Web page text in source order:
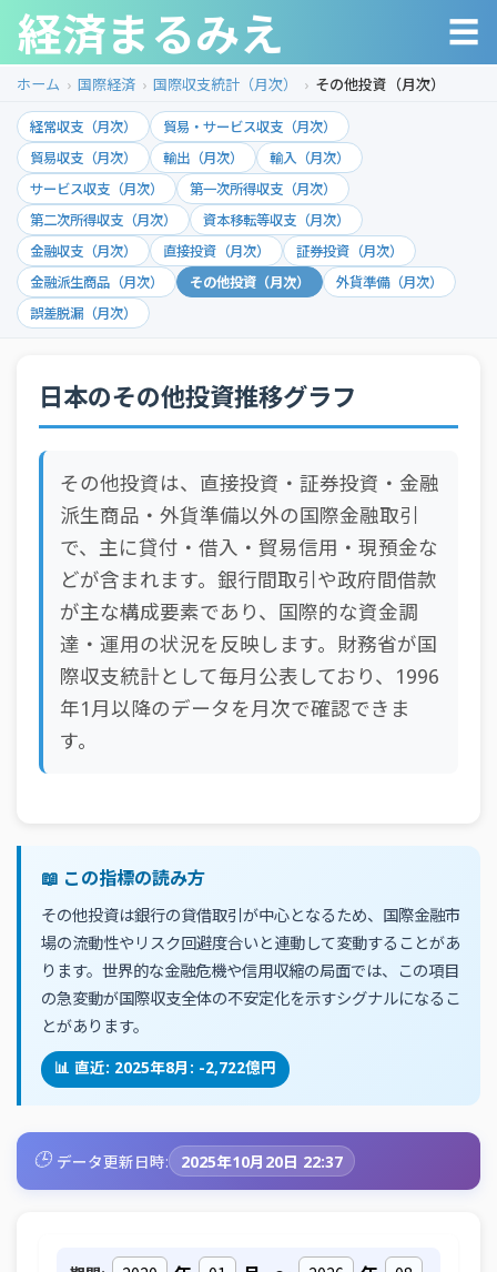
経済まるみえ ☰
ホーム 国際経済 国際収支統計（月次） その他投資（月次）
経常収支（月次）
貿易・サービス収支（月次）
貿易収支（月次）
輸出（月次）
輸入（月次）
サービス収支（月次）
第一次所得収支（月次）
第二次所得収支（月次）
資本移転等収支（月次）
金融収支（月次）
直接投資（月次）
証券投資（月次）
金融派生商品（月次）
その他投資（月次）
外貨準備（月次）
誤差脱漏（月次）
日本のその他投資推移グラフ
その他投資は、直接投資・証券投資・金融
派生商品・外貨準備以外の国際金融取引
で、主に貸付・借入・貿易信用・現預金な
どが含まれます。銀行間取引や政府間借款
が主な構成要素であり、国際的な資金調
達・運用の状況を反映します。財務省が国
際収支統計として毎月公表しており、1996
年1月以降のデータを月次で確認できま
す。
📖 この指標の読み方
その他投資は銀行の貸借取引が中心となるため、国際金融市
場の流動性やリスク回避度合いと連動して変動することがあ
ります。世界的な金融危機や信用収縮の局面では、この項目
の急変動が国際収支全体の不安定化を示すシグナルになるこ
とがあります。
📊 直近: 2025年8月: -2,722億円
🕒 データ更新日時: 2025年10月20日 22:37